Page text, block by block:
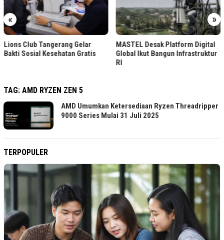
« »
Lions Club Tangerang Gelar
Bakti Sosial Kesehatan Gratis
MASTEL Desak Platform Digital
Global Ikut Bangun Infrastruktur
RI
TAG: AMD RYZEN ZEN 5
AMD Umumkan Ketersediaan Ryzen Threadripper
9000 Series Mulai 31 Juli 2025
TERPOPULER